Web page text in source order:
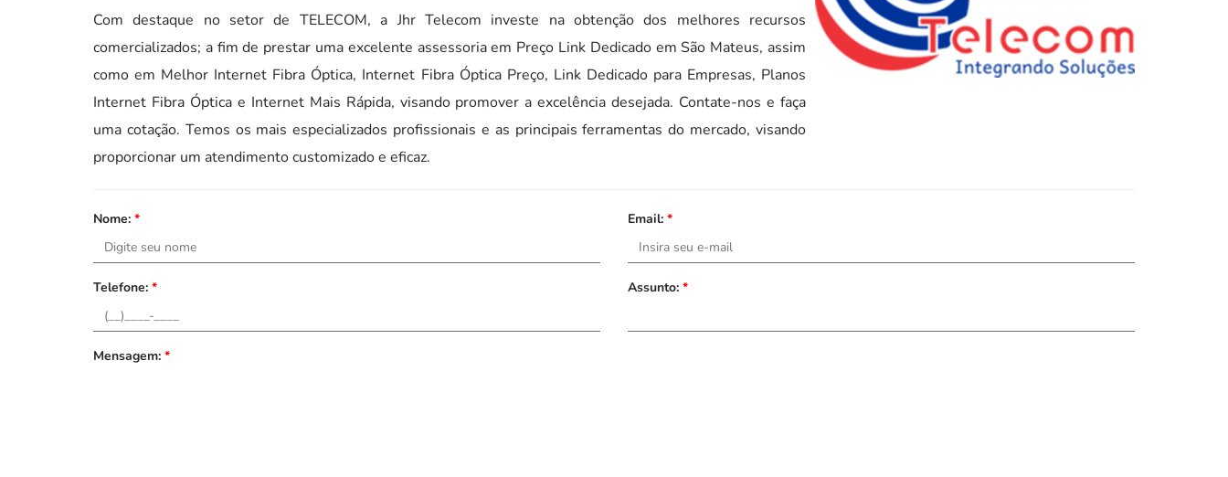
Com destaque no setor de TELECOM, a Jhr Telecom investe na obtenção dos melhores recursos
comercializados; a fim de prestar uma excelente assessoria em Preço Link Dedicado em São Mateus, assim
como em Melhor Internet Fibra Óptica, Internet Fibra Óptica Preço, Link Dedicado para Empresas, Planos
Internet Fibra Óptica e Internet Mais Rápida, visando promover a excelência desejada. Contate-nos e faça
uma cotação. Temos os mais especializados profissionais e as principais ferramentas do mercado, visando
proporcionar um atendimento customizado e eficaz.
Nome: * Email: *
Telefone: * Assunto: *
Mensagem: *